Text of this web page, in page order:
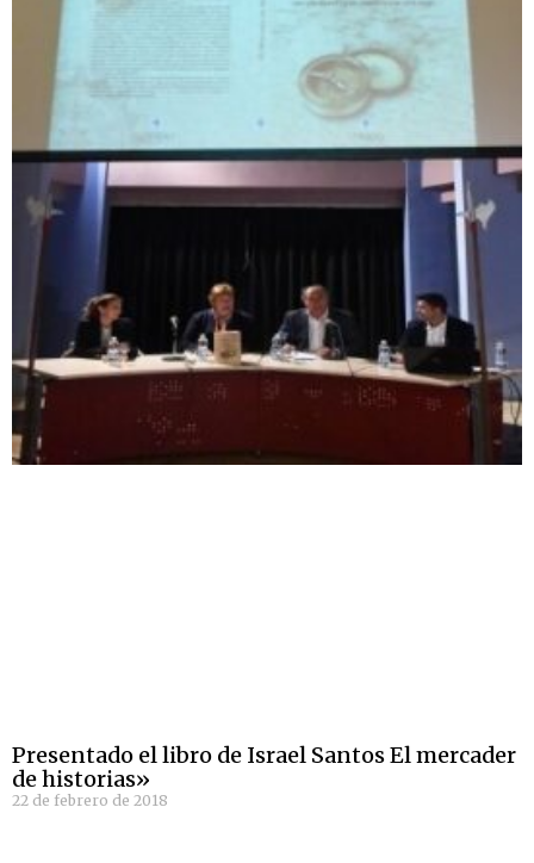
Presentado el libro de Israel Santos El mercader
de historias»
22 de febrero de 2018